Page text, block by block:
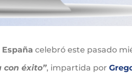
celebró este pasado
con éxito”, impartida por